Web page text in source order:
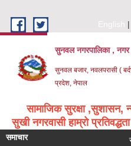
English
सुनवल नगरपालिका , नगर
सुनवल बजार, नवलपरासी (
प्रदेश, नेपाल
सामाजिक सुरक्षा ,सुशासन,
सुखी नगरवासी हाम्रो प्रतिवद्धता
समाचार